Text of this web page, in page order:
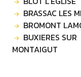
BRASSAC LES
BROMONT
BUXIERES SUR
MONTAIGUT